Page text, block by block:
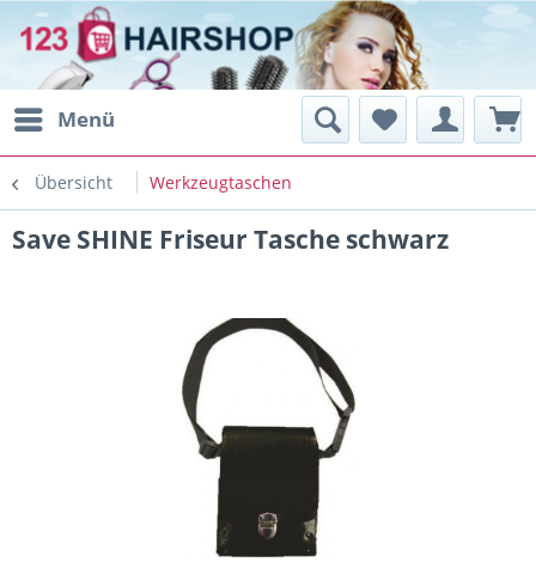
Menü
Übersicht Werkzeugtaschen
Save SHINE Friseur Tasche schwarz